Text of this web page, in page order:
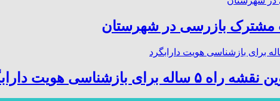
بازرسی در شهرستان
هویت دارابگرد